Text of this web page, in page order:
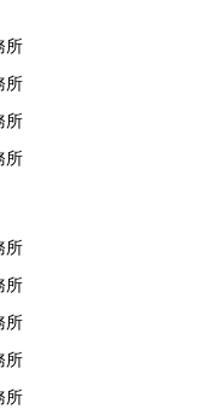
所
所
所
所
所
所
所
所
所